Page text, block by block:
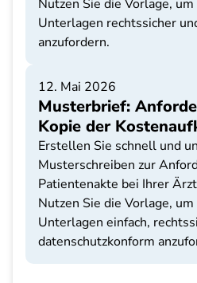
Nutzen Sie die Vorlage,
Unterlagen rechtssicher
anzufordern.
12. Mai 2026
Musterbrief:
Kopie der
Erstellen Sie schnell und
Musterschreiben zur
Patientenakte bei Ihrer
Nutzen Sie die Vorlage,
Unterlagen einfach,
datenschutzkonform